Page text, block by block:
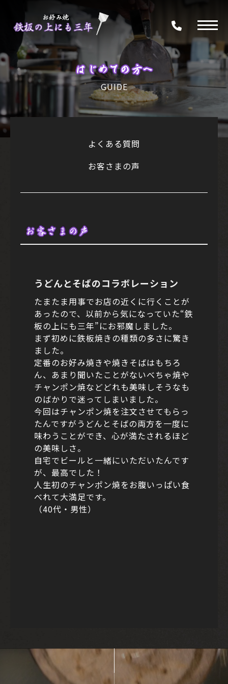
はじめての方へ
GUIDE
よくある質問
お客さまの声
お客さまの声
うどんとそばのコラボレーション
たまたま用事でお店の近くに行くことが
あったので、以前から気になっていた“鉄
板の上にも三年”にお邪魔しました。
まず初めに鉄板焼きの種類の多さに驚き
ました。
定番のお好み焼きや焼きそばはもちろ
ん、あまり聞いたことがないべちゃ焼や
チャンポン焼などどれも美味しそうなも
のばかりで迷ってしまいました。
今回はチャンポン焼を注文させてもらっ
たんですがうどんとそばの両方を一度に
味わうことができ、心が満たされるほど
の美味しさ。
自宅でビールと一緒にいただいたんです
が、最高でした！
人生初のチャンポン焼をお腹いっぱい食
べれて大満足です。
（40代・男性）